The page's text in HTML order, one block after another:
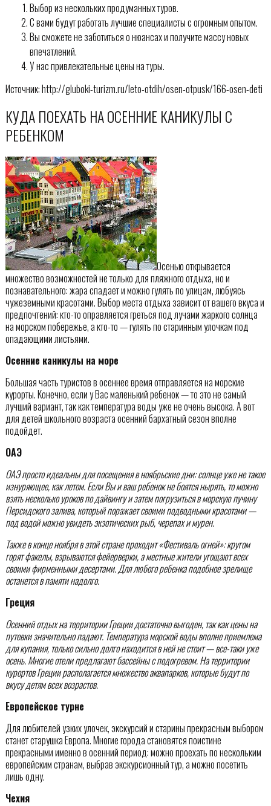
Выбор из нескольких продуманных туров.
С вами будут работать лучшие специалисты с огромным опытом.
Вы сможете не заботиться о нюансах и получите массу новых
впечатлений.
У нас привлекательные цены на туры.
Источник: http://gluboki-turizm.ru/leto-otdih/osen-otpusk/166-osen-deti
КУДА ПОЕХАТЬ НА ОСЕННИЕ КАНИКУЛЫ С
РЕБЕНКОМ
Осенью открывается
множество возможностей не только для пляжного отдыха, но и
познавательного: жара спадает и можно гулять по улицам, любуясь
чужеземными красотами. Выбор места отдыха зависит от вашего вкуса и
предпочтений: кто-то оправляется греться под лучами жаркого солнца
на морском побережье, а кто-то — гулять по старинным улочкам под
опадающими листьями.
Осенние каникулы на море
Большая часть туристов в осеннее время отправляется на морские
курорты. Конечно, если у Вас маленький ребенок — то это не самый
лучший вариант, так как температура воды уже не очень высока. А вот
для детей школьного возраста осенний бархатный сезон вполне
подойдет.
ОАЭ
ОАЭ просто идеальны для посещения в ноябрьские дни: солнце уже не такое
изнуряющее, как летом. Если Вы и ваш ребенок не боятся нырять, то можно
взять несколько уроков по дайвингу и затем погрузиться в морскую пучину
Персидского залива, который поражает своими подводными красотами —
под водой можно увидеть экзотических рыб, черепах и мурен.
Также в конце ноября в этой стране проходит «Фестиваль огней»: кругом
горят факелы, взрываются фейерверки, а местные жители угощают всех
своими фирменными десертами. Для любого ребенка подобное зрелище
останется в памяти надолго.
Греция
Осенний отдых на территории Греции достаточно выгоден, так как цены на
путевки значительно падают. Температура морской воды вполне приемлема
для купания, только сильно долго находится в ней не стоит — все-таки уже
осень. Многие отели предлагают бассейны с подогревом. На территории
курортов Греции располагается множество аквапарков, которые будут по
вкусу детям всех возрастов.
Европейское турне
Для любителей узких улочек, экскурсий и старины прекрасным выбором
станет старушка Европа. Многие города становятся поистине
прекрасными именно в осенний период: можно проехать по нескольким
европейским странам, выбрав экскурсионный тур, а можно посетить
лишь одну.
Чехия